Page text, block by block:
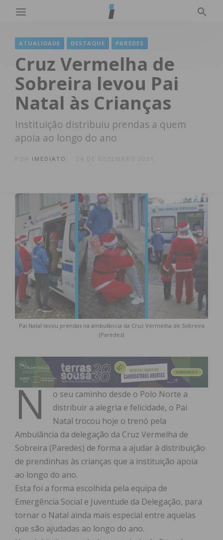
ATUALIDADE DESTAQUE PAREDES
Cruz Vermelha de
Sobreira levou Pai
Natal às Crianças
Instituição distribuiu prendas a quem
apoia ao longo do ano
IMEDIATO 24 DE DEZEMBRO 2021
Pai Natal levou prendas na ambulância da Cruz Vermelha de Sobreira
(Paredes)
N
o seu caminho desde o Polo Norte a
distribuir a alegria e felicidade, o Pai
Natal trocou hoje o trenó pela
Ambulância da delegação da Cruz Vermelha de
Sobreira (Paredes) de forma a ajudar à distribuição
de prendinhas às crianças que a instituição apoia
ao longo do ano.
Esta foi a forma escolhida pela equipa de
Emergência Social e Juventude da Delegação, para
tornar o Natal ainda mais especial entre aquelas
que são ajudadas ao longo do ano.